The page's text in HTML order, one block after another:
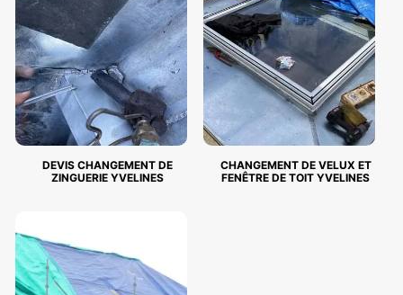
DEVIS CHANGEMENT DE
ZINGUERIE YVELINES
CHANGEMENT DE VELUX ET
FENÊTRE DE TOIT YVELINES